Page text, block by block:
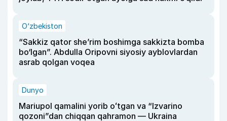
O‘zbekiston
“Sakkiz qator she’rim boshimga sakkizta bomba
bo‘lgan”. Abdulla Oripovni siyosiy ayblovlardan
asrab qolgan voqea
Dunyo
Mariupol qamalini yorib oʻtgan va “Izvarino
qozoni”dan chiqqan qahramon — Ukraina